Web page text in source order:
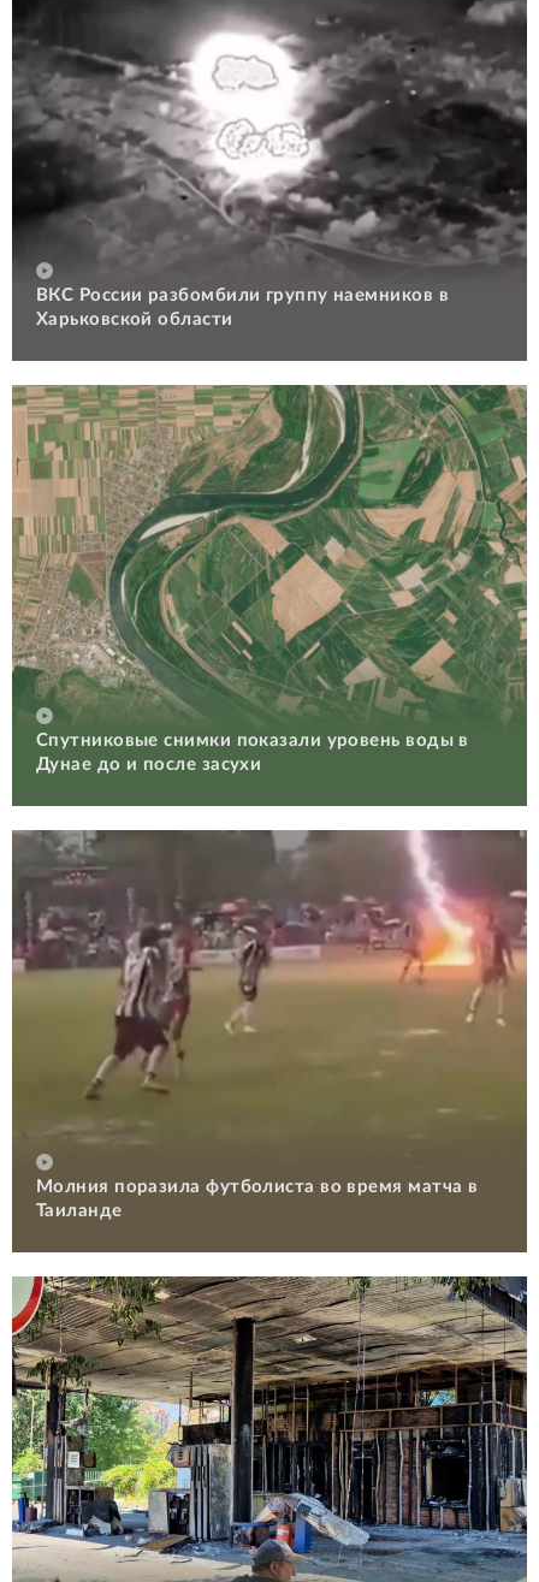
ВКС России разбомбили группу наемников в
Харьковской области
Спутниковые снимки показали уровень воды в
Дунае до и после засухи
Молния поразила футболиста во время матча в
Таиланде